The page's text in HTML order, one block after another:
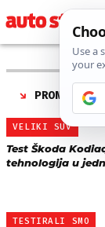
VELIKI SUV
Test Škoda
tehnologija u
TESTIRALI SMO